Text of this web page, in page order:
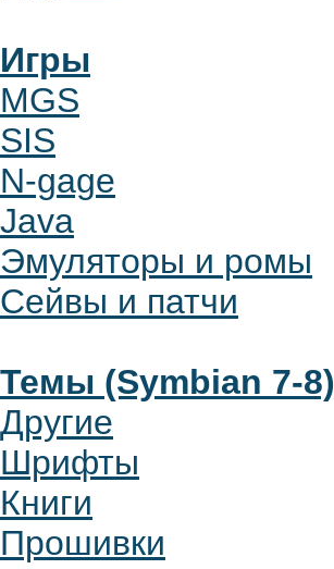
Игры
MGS
SIS
N-gage
Java
Эмуляторы и ромы
Сейвы и патчи
Темы (Symbian 7-8)
Другие
Шрифты
Книги
Прошивки